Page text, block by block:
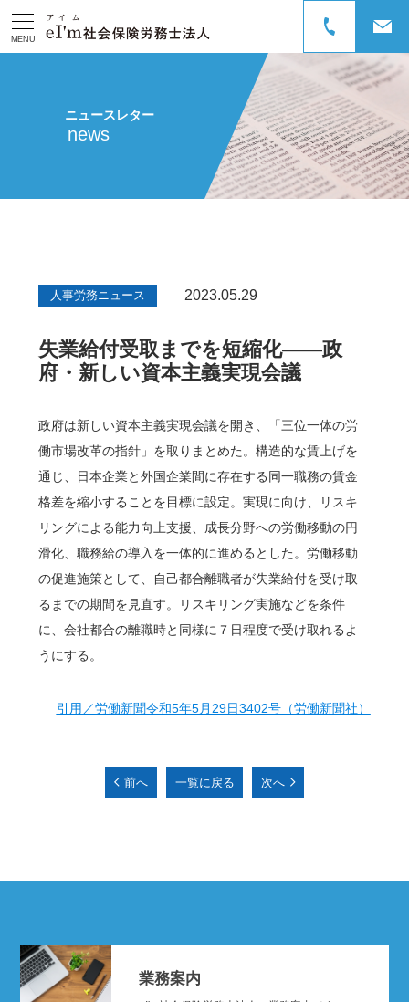
MENU
ニュースレター
news
人事労務ニュース 2023.05.29
失業給付受取までを短縮化――政
府・新しい資本主義実現会議
政府は新しい資本主義実現会議を開き、「三位一体の労
働市場改革の指針」を取りまとめた。構造的な賃上げを
通じ、日本企業と外国企業間に存在する同一職務の賃金
格差を縮小することを目標に設定。実現に向け、リスキ
リングによる能力向上支援、成長分野への労働移動の円
滑化、職務給の導入を一体的に進めるとした。労働移動
の促進施策として、自己都合離職者が失業給付を受け取
るまでの期間を見直す。リスキリング実施などを条件
に、会社都合の離職時と同様に７日程度で受け取れるよ
うにする。
引用／労働新聞令和5年5月29日3402号（労働新聞社）
前へ 一覧に戻る 次へ
業務案内